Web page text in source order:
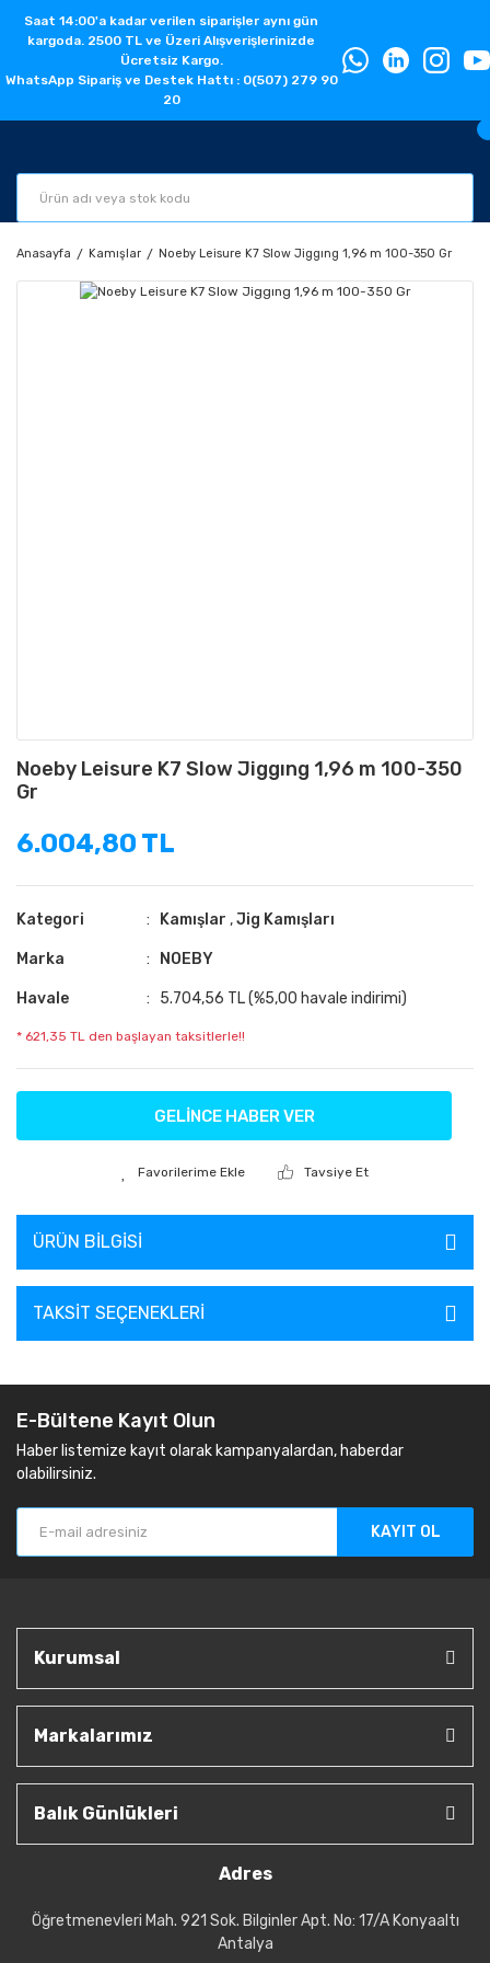
Saat 14:00'a kadar verilen siparişler aynı gün
kargoda. 2500 TL ve Üzeri Alışverişlerinizde
Ücretsiz Kargo.
WhatsApp Sipariş ve Destek Hattı : 0(507) 279 90
20
Anasayfa Kamışlar Noeby Leisure K7 Slow Jiggıng 1,96 m 100-350 Gr
Noeby Leisure K7 Slow Jiggıng 1,96 m 100-350
Gr
6.004,80 TL
Kategori Kamışlar ,Jig Kamışları
Marka NOEBY
Havale 5.704,56 TL (%5,00 havale indirimi)
* 621,35 TL den başlayan taksitlerle!!
GELİNCE HABER VER
Tavsiye Et
ÜRÜN BILGISI
TAKSIT SEÇENEKLERI
E-Bültene Kayıt Olun
Haber listemize kayıt olarak kampanyalardan, haberdar
olabilirsiniz.
KAYIT OL
Kurumsal
Markalarımız
Balık Günlükleri
Adres
Öğretmenevleri Mah. 921 Sok. Bilginler Apt. No: 17/A Konyaaltı
Antalya